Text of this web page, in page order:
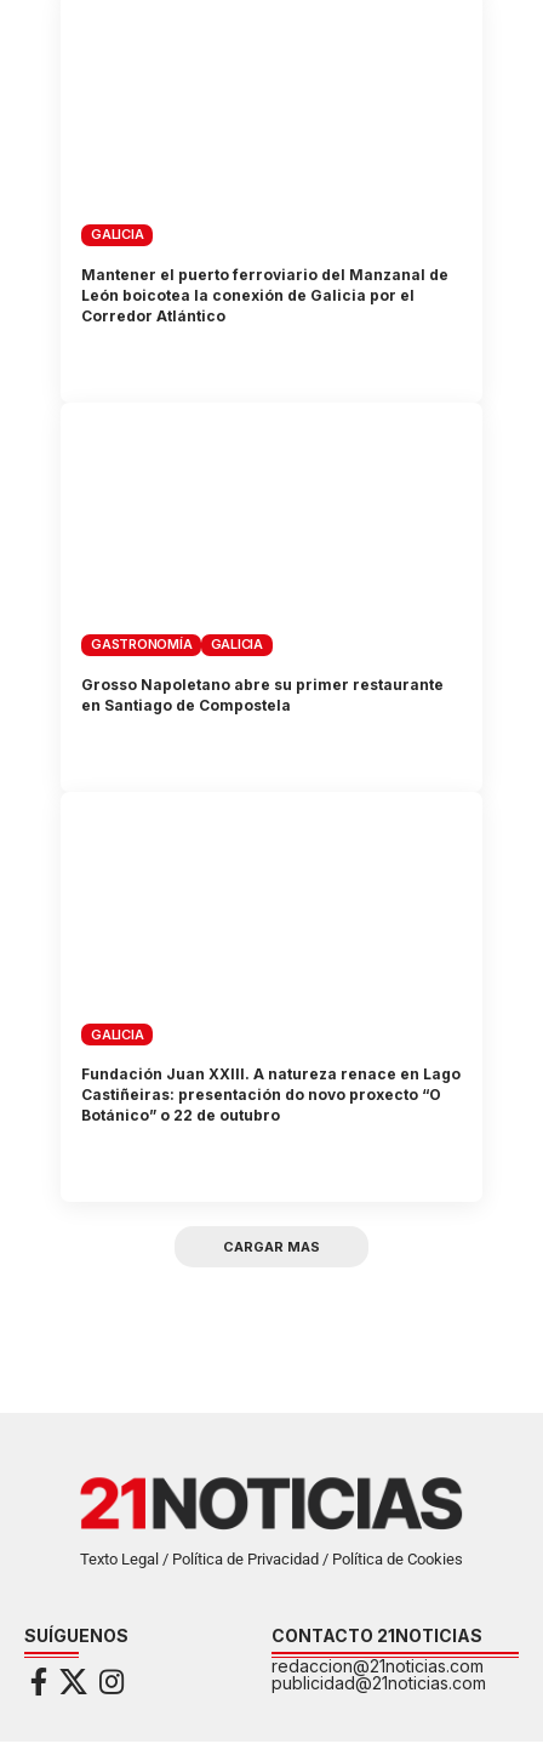
GALICIA
Mantener el puerto ferroviario del Manzanal de
León boicotea la conexión de Galicia por el
Corredor Atlántico
GASTRONOMÍA GALICIA
Grosso Napoletano abre su primer restaurante
en Santiago de Compostela
GALICIA
Fundación Juan XXIII. A natureza renace en Lago
Castiñeiras: presentación do novo proxecto “O
Botánico” o 22 de outubro
CARGAR MAS
Texto Legal / Política de Privacidad / Política de Cookies
SUÍGUENOS
CONTACTO 21NOTICIAS
redaccion@21noticias.com
publicidad@21noticias.com